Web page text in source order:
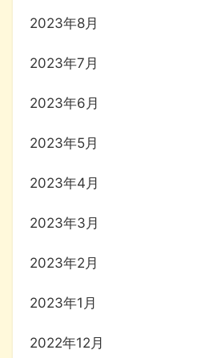
2023年8月
2023年7月
2023年6月
2023年5月
2023年4月
2023年3月
2023年2月
2023年1月
2022年12月